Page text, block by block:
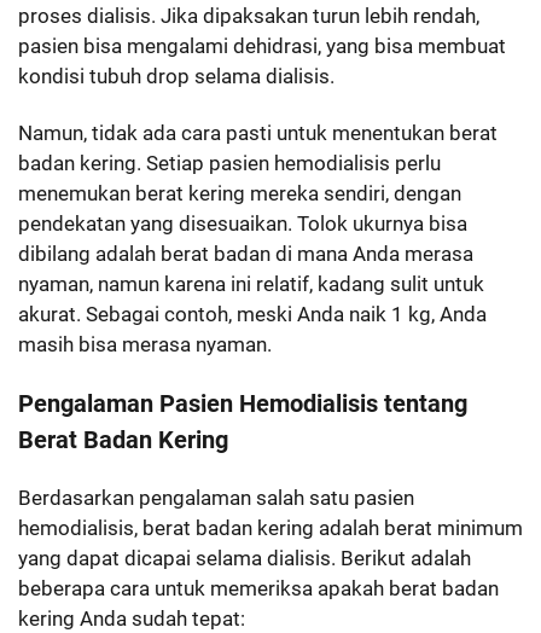
proses dialisis. Jika dipaksakan turun lebih rendah,
pasien bisa mengalami dehidrasi, yang bisa membuat
kondisi tubuh drop selama dialisis.
Namun, tidak ada cara pasti untuk menentukan berat
badan kering. Setiap pasien hemodialisis perlu
menemukan berat kering mereka sendiri, dengan
pendekatan yang disesuaikan. Tolok ukurnya bisa
dibilang adalah berat badan di mana Anda merasa
nyaman, namun karena ini relatif, kadang sulit untuk
akurat. Sebagai contoh, meski Anda naik 1 kg, Anda
masih bisa merasa nyaman.
Pengalaman Pasien Hemodialisis tentang
Berat Badan Kering
Berdasarkan pengalaman salah satu pasien
hemodialisis, berat badan kering adalah berat minimum
yang dapat dicapai selama dialisis. Berikut adalah
beberapa cara untuk memeriksa apakah berat badan
kering Anda sudah tepat: